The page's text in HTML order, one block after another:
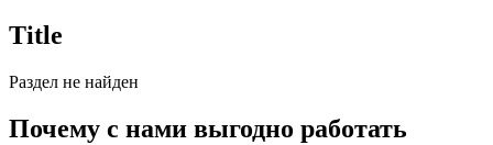
Title
Раздел не найден
Почему с нами выгодно работать